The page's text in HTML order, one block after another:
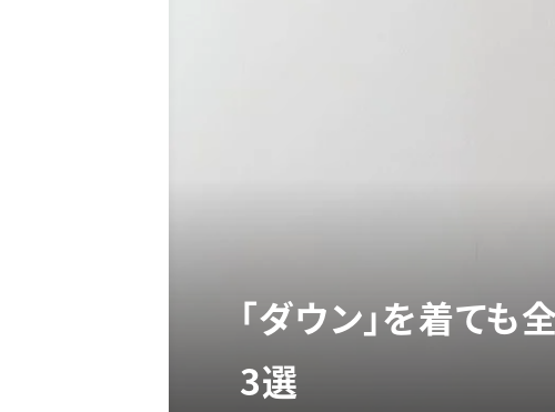
「ダウン」を着て
3選